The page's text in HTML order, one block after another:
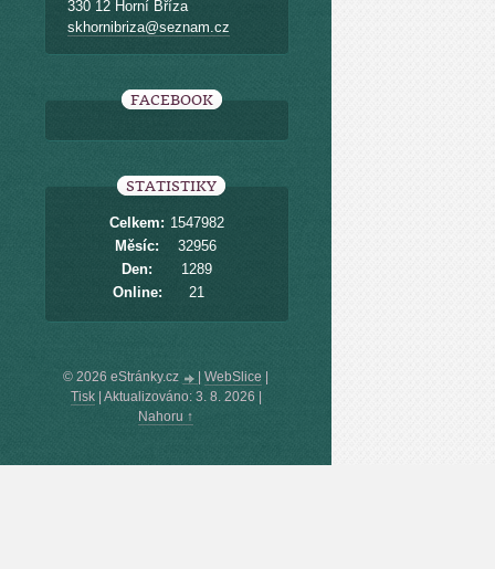
330 12 Horní Bříza
skhornibriza@seznam.cz
FACEBOOK
STATISTIKY
Online: 21
Celkem: 1547982
Měsíc:
32956
Den:
1289
© 2026 eStránky.cz WebSlice
Tisk| Aktualizováno: 3. 8. 2026
Nahoru ↑